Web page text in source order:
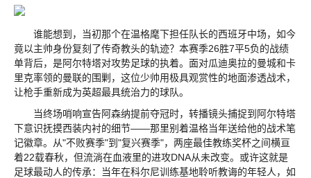
谁能想到，当初那个在温格麾下担任队长的西班牙中场，如今
竟以主帅身份复刻了传奇教头的轨迹？本赛季26胜7平5负的战绩
单背后，是阿尔特塔对攻势足球的执着。面对瓜迪奥拉的曼城和卡
里克率领的曼联的围剿，这位少帅用极具观赏性的地面渗透战术，
让枪手重新成为英超最具统治力的球队。
当终场哨响宣告阿森纳提前夺冠时，转播镜头捕捉到阿尔特塔
下意识抚摸西装内衬的细节——那里别着温格当年送给他的战术笔
记徽章。从"不败赛季"到"复兴赛季"，两座最佳教练奖杯之间横亘
着22载春秋，但流淌在血液里的进攻DNA从未改变。或许这就是
足球最动人的传承：当年在科尔尼训练基地聆听教诲的年轻人，如